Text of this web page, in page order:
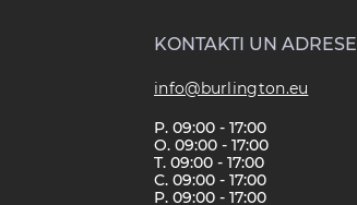
KONTAKTI UN ADRESE
info@burlington.eu
P. 09:00 - 17:00
O. 09:00 - 17:00
T. 09:00 - 17:00
C. 09:00 - 17:00
P. 09:00 - 17:00